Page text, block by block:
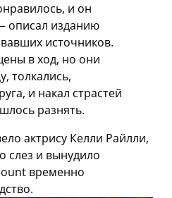
и он
описал изданию
источников.
в ход, но они
толкались,
и накал страстей
разнять.
актрису Келли Райлли,
слез и вынудило
временно